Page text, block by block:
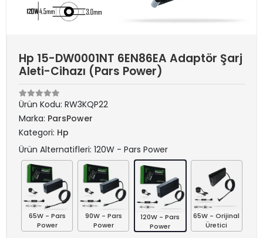
Hp 15-DW0001NT 6EN86EA Adaptör Şarj
Aleti-Cihazı (Pars Power)
Ürün Kodu: RW3KQP22
Marka: ParsPower
Kategori: Hp
Ürün Alternatifleri: 120W - Pars Power
65W - Pars
Power
90W - Pars
Power
120W - Pars
Power
65W - Orijinal
Üretici